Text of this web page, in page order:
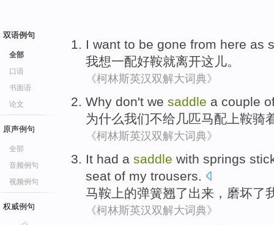
双语例句
全部
口语
书面语
论文
原声例句
全部
音频例句
视频例句
权威例句
I want to be gone from here as
我想一配好鞍就离开这儿。
《柯林斯英汉双解大词典》
Why don't we saddle a couple
为什么我们不给 几匹马配上鞍骑
《柯林斯英汉双解大词典》
It had a saddle with springs
seat of my trousers
马鞍 上的弹簧翘了出来 ， 磨坏了
《柯林斯英汉双解大词典》